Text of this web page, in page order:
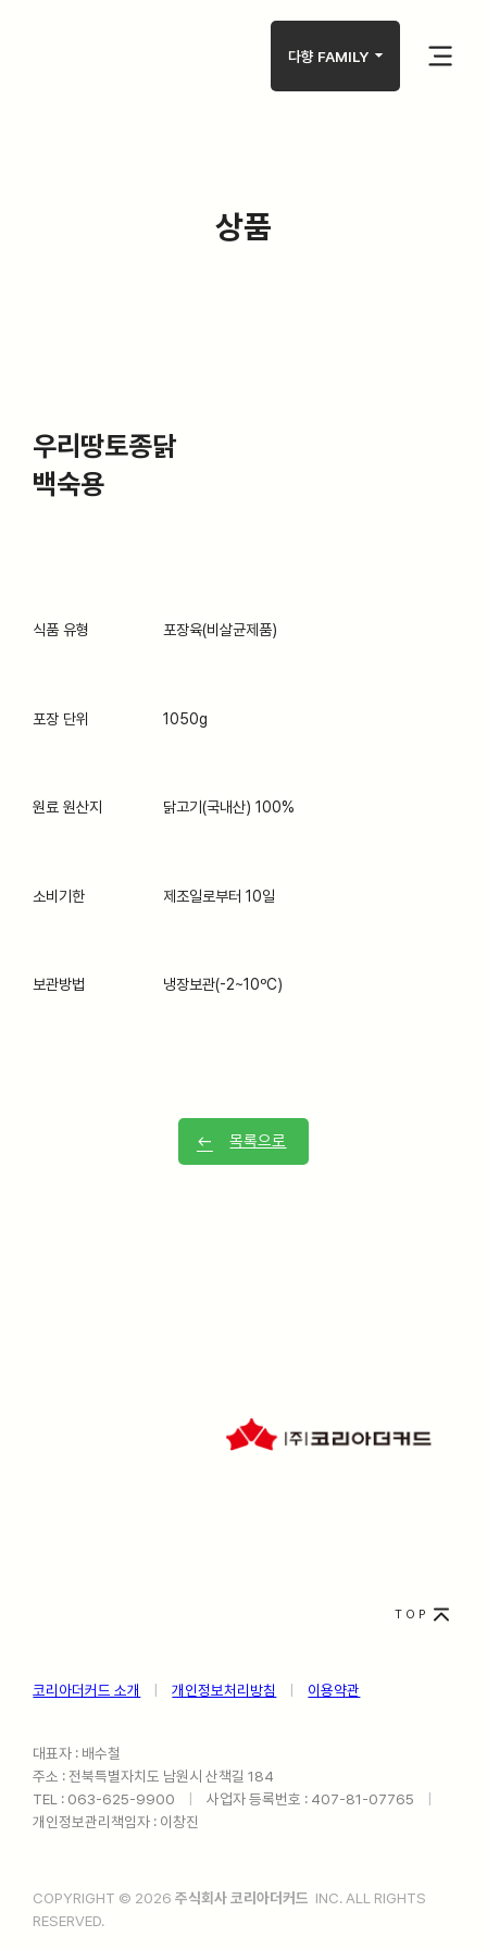
다향 FAMILY arrow_drop_down
상품
우리땅토종닭
백숙용
식품 유형 포장육(비살균제품)
포장 단위 1050g
원료 원산지 닭고기(국내산) 100%
소비기한 제조일로부터 10일
보관방법 냉장보관(-2~10ºC)
목록으로
TOP
코리아더커드 소개 ㅤ개인정보처리방침 이용약관
대표자 : 배수철
주소 : 전북특별자치도 남원시 산책길 184
TEL : 063-625-9900ㅤ
ㅤ사업자 등록번호 : 407-81-07765ㅤ
개인정보관리책임자 : 이창진
COPYRIGHT © 2026주식회사 코리아더커드 INC. ALL RIGHTS
RESERVED.